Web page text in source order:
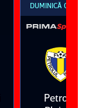
DUMINICĂ 09 AUG,
Petrolul